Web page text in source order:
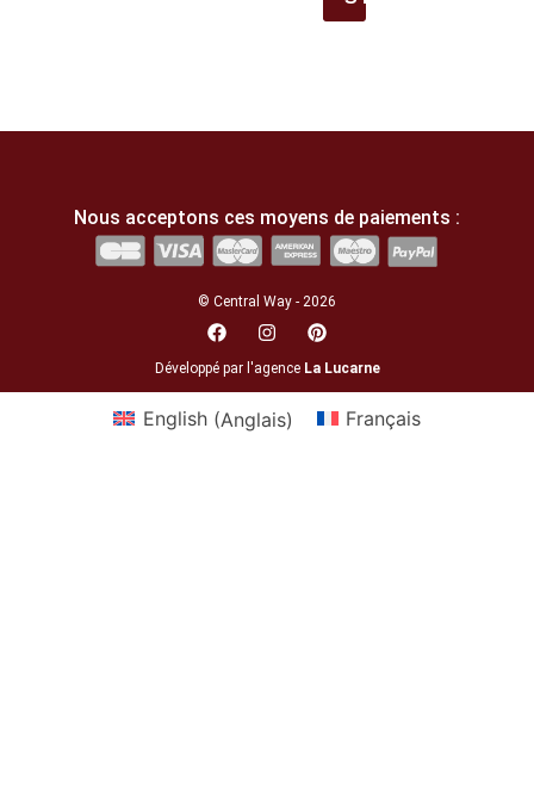
Nous acceptons ces moyens de paiements :
© Central Way - 2026
Développé par l'agence La Lucarne
English(Anglais) Français